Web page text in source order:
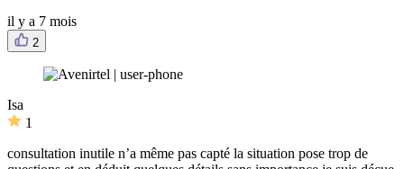
il y a 7 mois
2
Isa
1
consultation inutile n’a même pas capté la situation pose trop de